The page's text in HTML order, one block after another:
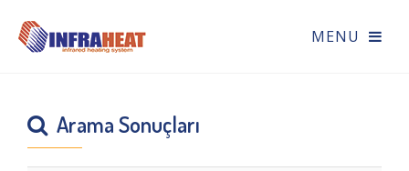
Arama Sonuçları